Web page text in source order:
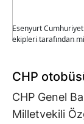
Esenyurt
ekipleri tarafından
CHP
CHP Genel
Milletvekili